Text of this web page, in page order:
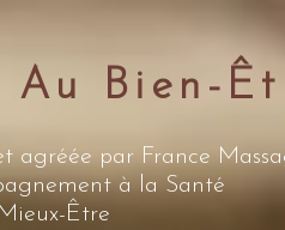
Au Bien-
agréée par France
à la Santé
Être